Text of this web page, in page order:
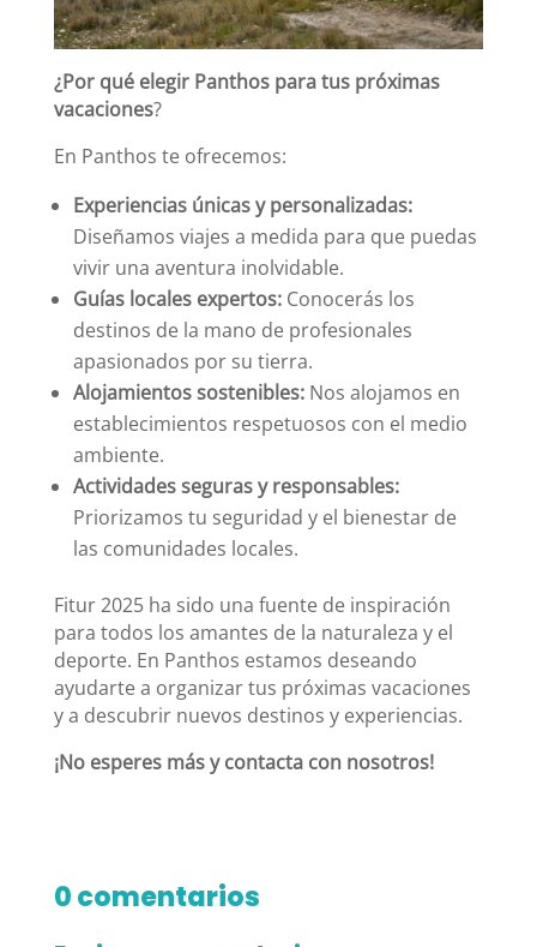
¿Por qué elegir Panthos para tus próximas
vacaciones?
En Panthos te ofrecemos:
Experiencias únicas y personalizadas:
Diseñamos viajes a medida para que puedas
vivir una aventura inolvidable.
Guías locales expertos:Conocerás los
destinos de la mano de profesionales
apasionados por su tierra.
Alojamientos sostenibles:Nos alojamos en
establecimientos respetuosos con el medio
ambiente.
Actividades seguras y responsables:
Priorizamos tu seguridad y el bienestar de
las comunidades locales.
Fitur 2025 ha sido una fuente de inspiración
para todos los amantes de la naturaleza y el
deporte. En Panthos estamos deseando
ayudarte a organizar tus próximas vacaciones
y a descubrir nuevos destinos y experiencias.
¡No esperes más y contacta con nosotros!
0 comentarios